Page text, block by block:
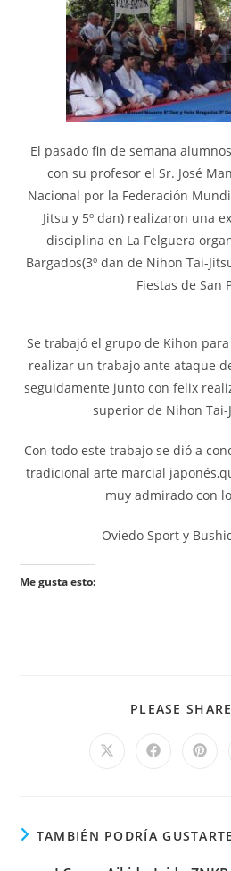
El pasado fin de semana
con su profesor el Sr. José
Nacional por la Federación
Jitsu y 5º dan) realizaron una
disciplina en La Felguera
Bargados(3º dan de Nihon Tai-
Fiestas de San
Se trabajó el grupo de Kihon
realizar un trabajo ante ataque
seguidamente junto con felix
superior de Nihon Tai-
Con todo este trabajo se dió a
tradicional arte marcial
muy admirado con
Oviedo Sport y
Me gusta esto:
PLEASE
TAMBIÉN PODRÍA GUSTARTE